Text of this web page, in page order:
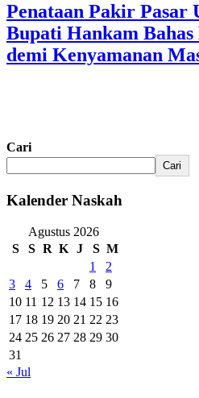
Penataan Pakir Pasar
Bupati Hankam
demi Kenyamanan
Cari
Cari
Kalender Naskah
Agustus 2026
S
S R K J S M
1
2
3
4 5 6 7 8
9
10 11 12 13 14 15 16
17 18 19 20 21 22 23
24 25 26 27 28 29 30
31
« Jul